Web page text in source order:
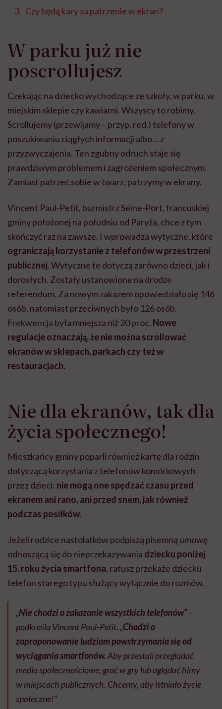
Czy będą kary za patrzenie w ekran?
W parku już nie
poscrollujesz
Czekając na dziecko wychodzące ze szkoły, w parku, w
miejskim sklepie czy kawiarni. Wszyscy to robimy.
Scrollujemy (przewijamy – przyp. red.) telefony w
poszukiwaniu ciągłych informacji albo… z
przyzwyczajenia. Ten zgubny odruch staje się
prawdziwym problemem i zagrożeniem społecznym.
Zamiast patrzeć sobie w twarz, patrzymy w ekrany.
Vincent Paul-Petit, burmistrz Seine-Port, francuskiej
gminy położonej na południu od Paryża, chce z tym
skończyć raz na zawsze. I wprowadza wytyczne, które
ograniczają korzystanie z telefonów w przestrzeni
publicznej. Wytyczne te dotyczą zarówno dzieci, jak i
dorosłych. Zostały ustanowione na drodze
referendum. Za nowym zakazem opowiedziało się 146
osób, natomiast przeciwnych było 126 osób.
Frekwencja była mniejsza niż 20 proc. Nowe
regulacje oznaczają, że nie można scrollować
ekranów w sklepach, parkach czy też w
restauracjach.
Nie dla ekranów, tak dla
życia społecznego!
Mieszkańcy gminy poparli również kartę dla rodzin
dotyczącą korzystania z telefonów komórkowych
przez dzieci: nie mogą one spędzać czasu przed
ekranem ani rano, ani przed snem, jak również
podczas posiłków.
Jeżeli rodzice nastolatków podpiszą pisemną umowę
odnoszącą się do nieprzekazywania dziecku poniżej
15. roku życia smartfona, ratusz przekaże dziecku
telefon starego typu służący wyłącznie do rozmów.
„Nie chodzi o zakazanie wszystkich telefonów”–
podkreśla Vincent Paul-Petit. „Chodzi o
zaproponowanie ludziom powstrzymania się od
wyciągania smartfonów.Aby przestali przeglądać
media społecznościowe, grać w gry lub oglądać filmy
w miejscach publicznych. Chcemy, aby istniało życie
społeczne!”